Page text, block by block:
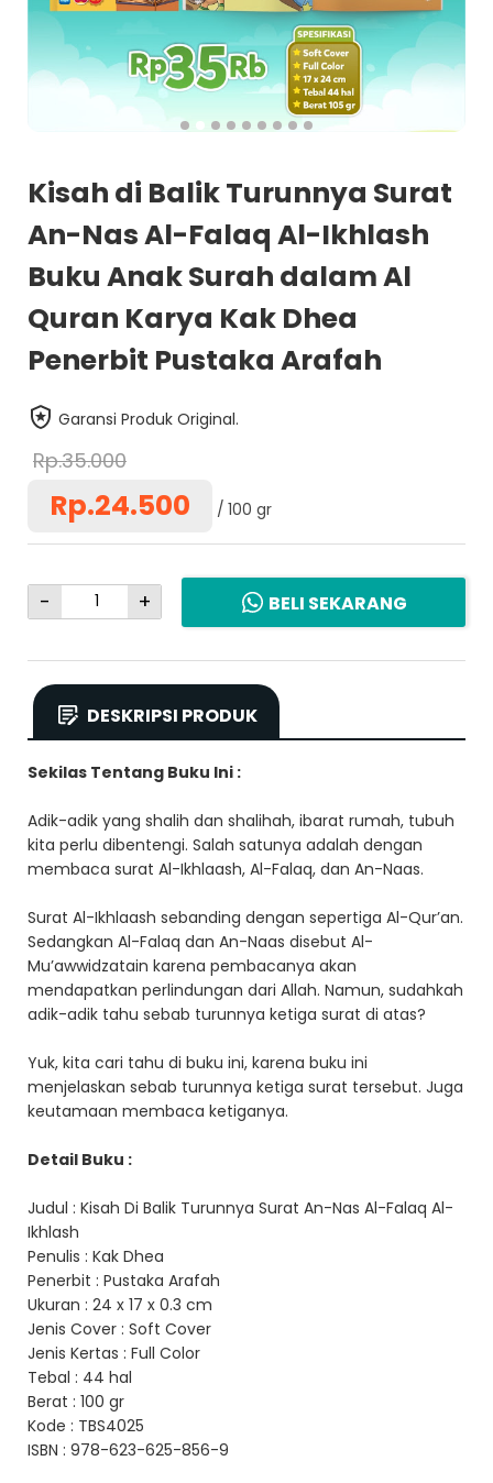
Kisah di Balik Turunnya Surat
An-Nas Al-Falaq Al-Ikhlash
Buku Anak Surah dalam Al
Quran Karya Kak Dhea
Penerbit Pustaka Arafah
Garansi Produk Original.
Rp.35.000
Rp.24.500 100 gr
- + BELI SEKARANG
DESKRIPSI PRODUK
Sekilas Tentang Buku Ini :
Adik-adik yang shalih dan shalihah, ibarat rumah, tubuh
kita perlu dibentengi. Salah satunya adalah dengan
membaca surat Al-Ikhlaash, Al-Falaq, dan An-Naas.
Surat Al-Ikhlaash sebanding dengan sepertiga Al-Qur’an.
Sedangkan Al-Falaq dan An-Naas disebut Al-
Mu’awwidzatain karena pembacanya akan
mendapatkan perlindungan dari Allah. Namun, sudahkah
adik-adik tahu sebab turunnya ketiga surat di atas?
Yuk, kita cari tahu di buku ini, karena buku ini
menjelaskan sebab turunnya ketiga surat tersebut. Juga
keutamaan membaca ketiganya.
Detail Buku :
Judul : Kisah Di Balik Turunnya Surat An-Nas Al-Falaq Al-
Ikhlash
Penulis : Kak Dhea
Penerbit : Pustaka Arafah
Ukuran : 24 x 17 x 0.3 cm
Jenis Cover : Soft Cover
Jenis Kertas : Full Color
Tebal : 44 hal
Berat : 100 gr
Kode : TBS4025
ISBN : 978-623-625-856-9